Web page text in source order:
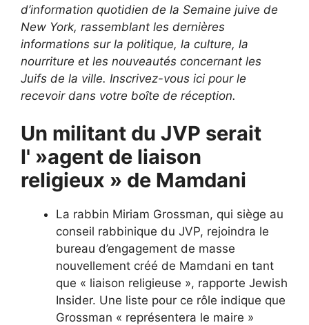
d’information quotidien de la Semaine juive de
New York, rassemblant les dernières
informations sur la politique, la culture, la
nourriture et les nouveautés concernant les
Juifs de la ville. Inscrivez-vous ici pour le
recevoir dans votre boîte de réception.
Un militant du JVP serait
l' »agent de liaison
religieux » de Mamdani
La rabbin Miriam Grossman, qui siège au
conseil rabbinique du JVP, rejoindra le
bureau d’engagement de masse
nouvellement créé de Mamdani en tant
que « liaison religieuse », rapporte Jewish
Insider. Une liste pour ce rôle indique que
Grossman « représentera le maire »